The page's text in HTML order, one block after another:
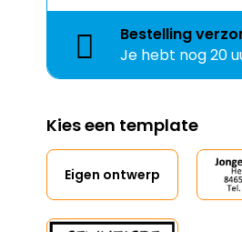
Bestelling
Je hebt nog20
Kies een template
Eigen ontwerp